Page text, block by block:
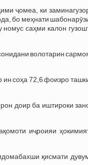
ҷомеа, ки
бо меҳнати
саҳми калон
волотарин
ин соҳа 72,6 фоизро
доир ба иштироки
иҷроияи
қисмати